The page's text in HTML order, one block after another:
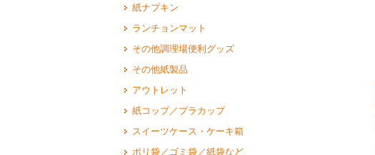
紙ナプキン
ランチョンマット
その他調理場便利グッズ
その他紙製品
アウトレット
紙コップ／プラカップ
スイーツケース・ケーキ箱
ポリ袋／ゴミ袋／紙袋など